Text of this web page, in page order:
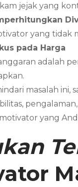
jejak yang
yang tidak
pada Harga
adalah
masalah ini,
yang